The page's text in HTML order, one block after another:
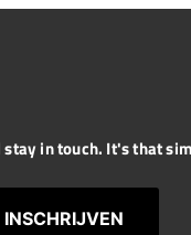
in touch. It's that
INSCHRIJVEN